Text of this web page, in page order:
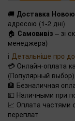
🚚 Доставка
адресою (1-2 дні)
🏠 Самовивіз – зі
менеджера)
ℹ️ Детальніше про
💳 Онлайн-оплата
(Популярный выбор)
🏦 Безналичная
💵 Наличными при
📈 Оплата частями
переплат